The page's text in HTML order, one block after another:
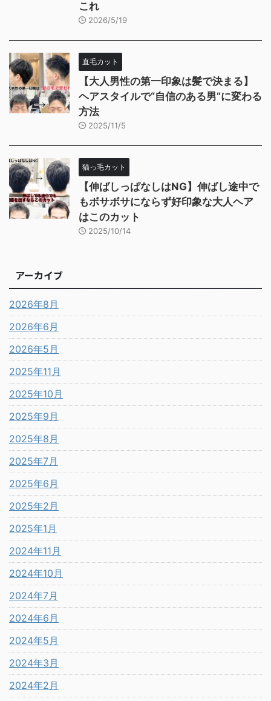
これ
2026/5/19
直毛カット
【大人男性の第一印象は髪で決まる】
ヘアスタイルで“自信のある男”に変わる
方法
2025/11/5
猫っ毛カット
【伸ばしっぱなしはNG】伸ばし途中で
もボサボサにならず好印象な大人ヘア
はこのカット
2025/10/14
アーカイブ
2026年8月
2026年6月
2026年5月
2025年11月
2025年10月
2025年9月
2025年8月
2025年7月
2025年6月
2025年2月
2025年1月
2024年11月
2024年10月
2024年7月
2024年6月
2024年5月
2024年3月
2024年2月